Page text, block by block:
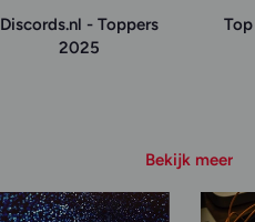
Discords.nl - Toppers
2025
Bekijk meer